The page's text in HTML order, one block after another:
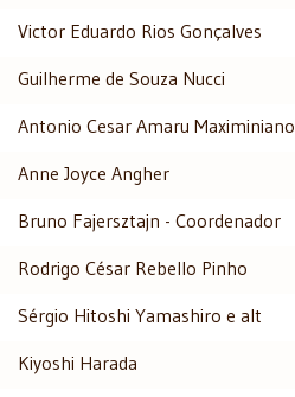
Victor Eduardo Rios Gonçalves
Guilherme de Souza Nucci
Antonio Cesar Amaru Maximiniano
Anne Joyce Angher
Bruno Fajersztajn - Coordenador
Rodrigo César Rebello Pinho
Sérgio Hitoshi Yamashiro e alt
Kiyoshi Harada